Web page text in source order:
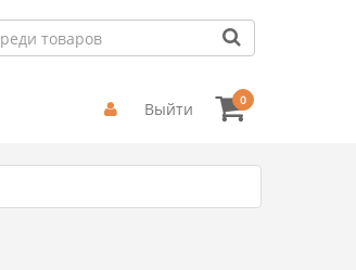
Выйти 0